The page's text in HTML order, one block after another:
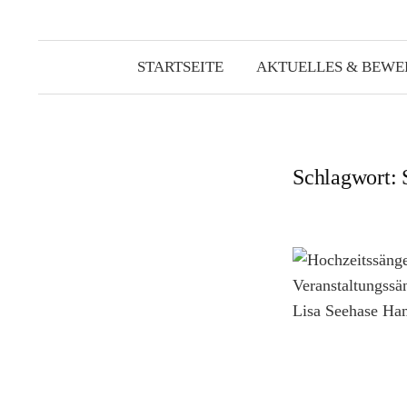
STARTSEITE AKTUELLES &
Schlagwort: